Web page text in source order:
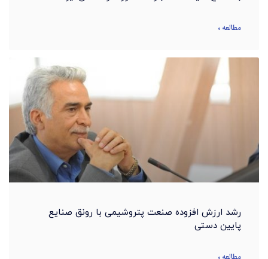
مطالعه »
رشد ارزش افزوده صنعت پتروشیمی با رونق صنایع
پایین دستی